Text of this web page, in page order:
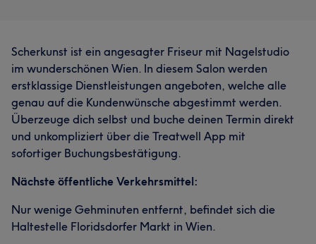
Scherkunst ist ein angesagter Friseur mit Nagelstudio
im wunderschönen Wien. In diesem Salon werden
erstklassige Dienstleistungen angeboten, welche alle
genau auf die Kundenwünsche abgestimmt werden.
Überzeuge dich selbst und buche deinen Termin direkt
und unkompliziert über die Treatwell App mit
sofortiger Buchungsbestätigung.
Nächste öffentliche Verkehrsmittel:
Nur wenige Gehminuten entfernt, befindet sich die
Haltestelle Floridsdorfer Markt in Wien.